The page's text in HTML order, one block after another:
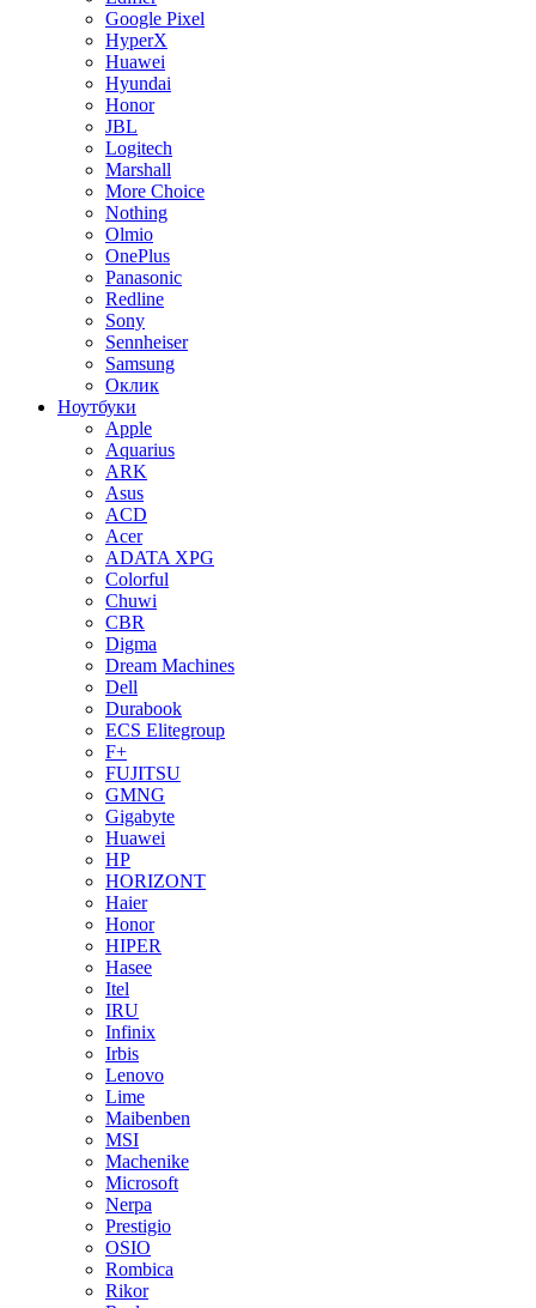
Google Pixel
HyperX
Huawei
Hyundai
Honor
JBL
Logitech
Marshall
More Choice
Nothing
Olmio
OnePlus
Panasonic
Redline
Sony
Sennheiser
Samsung
Оклик
Ноутбуки
Apple
Aquarius
ARK
Asus
ACD
Acer
ADATA XPG
Colorful
Chuwi
CBR
Digma
Dream Machines
Dell
Durabook
ECS Elitegroup
F+
FUJITSU
GMNG
Gigabyte
Huawei
HP
HORIZONT
Haier
Honor
HIPER
Hasee
Itel
IRU
Infinix
Irbis
Lenovo
Lime
Maibenben
MSI
Machenike
Microsoft
Nerpa
Prestigio
OSIO
Rombica
Rikor